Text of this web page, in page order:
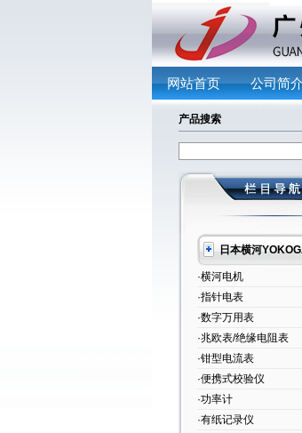
网站首页 公司简
产品搜索
日本横河
·横河电机
·指针电表
·数字万用表
·兆欧表/绝缘电阻表
·钳型电流表
·便携式校验仪
·功率计
·有纸记录仪